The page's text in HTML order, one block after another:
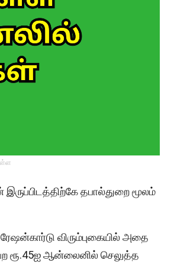
தபால்துறை மூலம்
விரும்புகையில் அதை
ரூ.45ஐ ஆன்லைனில் செலுத்த